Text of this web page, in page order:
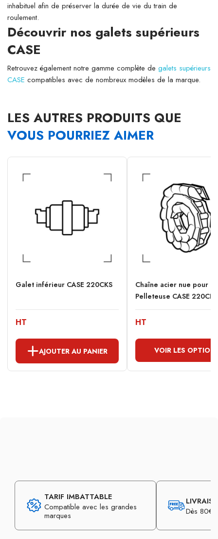
inhabituel afin de préserver la durée de vie du train de
roulement.
Découvrir nos galets supérieurs
CASE
Retrouvez également notre gamme complète de galets supérieurs
CASE compatibles avec de nombreux modèles de la marque.
LES AUTRES PRODUITS QUE
VOUS POURRIEZ AIMER
Galet inférieur CASE 220CKS
HT
AJOUTER AU PANIER
Chaîne acier nue pour
Pelleteuse CASE 220CKS
HT
VOIR LES
TARIF IMBATTABLE
Compatible avec les grandes
marques
Dès 80€